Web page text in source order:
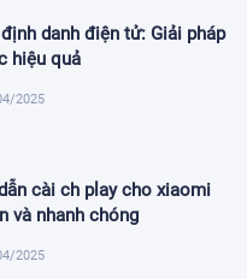
danh điện tử: Giải pháp
hiệu quả
2025
cài ch play cho xiaomi
và nhanh chóng
2025